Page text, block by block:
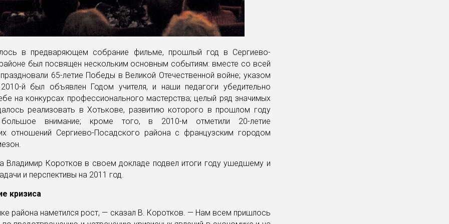
в предваряющем собрание фильме, прошлый год в Сергиево-
был посвящен нескольким основным событиям: вместе со всей
65-летие Победы в Великой Отечественной войне; указом
2010-й был объявлен Годом учителя, и наши педагоги убедительно
на конкурсах профессионального мастерства; целый ряд значимых
реализовать в Хотькове, развитию которого в прошлом году
большое внимание; кроме того, в 2010-м отметили 20-летие
отношений Сергиево-Посадского района с французским городом
Владимир Коротков в своем докладе подвел итоги году ушедшему и
и перспективы на 2011 год.
кризиса
района наметился рост, — сказал В. Коротков. — Нам всем пришлось